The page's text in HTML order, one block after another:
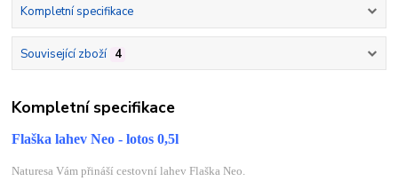
Kompletní specifikace
Související zboží 4
Kompletní specifikace
Flaška lahev Neo - lotos 0,5l
Naturesa Vám přináší cestovní lahev Flaška Neo.